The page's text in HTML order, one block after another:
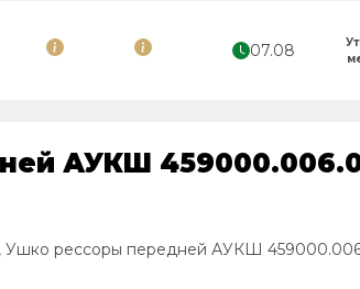
07.08
АУКШ
рессоры передней АУКШ